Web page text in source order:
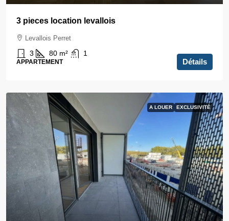
3 pieces location levallois
Levallois Perret
3 80 m² 1
APPARTEMENT Détails
A LOUER EXCLUSIVITÉ